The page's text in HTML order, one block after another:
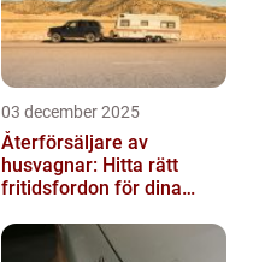
03 december 2025
Återförsäljare av
husvagnar: Hitta rätt
fritidsfordon för dina